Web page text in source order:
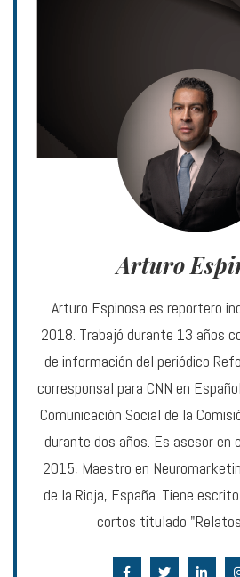
Arturo
Arturo Espinosa es reportero
2018. Trabajó durante 13 años
de información del periódico
corresponsal para CNN en
Comunicación Social de la
durante dos años. Es asesor en
2015, Maestro en
de la Rioja, España. Tiene
cortos titulado "Relatos